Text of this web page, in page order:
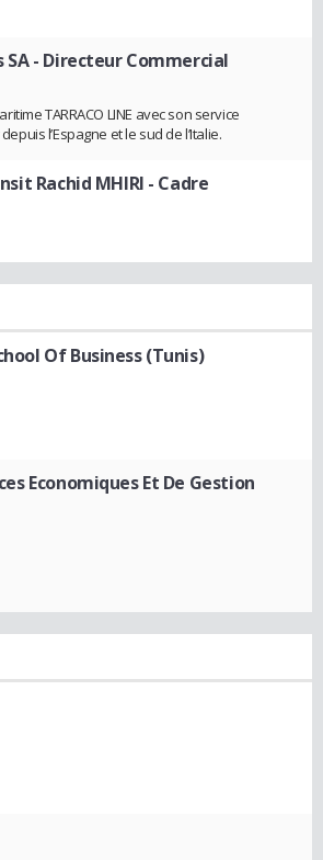
SA- Directeur Commercial
TARRACO LINE avec son service
l’Espagne et le sud de l’Italie.
Rachid MHIRI - Cadre
Of Business (Tunis)
Economiques Et De Gestion